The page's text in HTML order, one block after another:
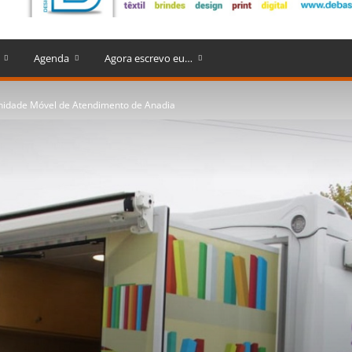
Agenda Agora escrevo eu…
Móvel de Atendimento de Anadia